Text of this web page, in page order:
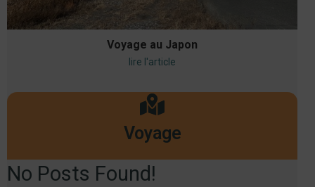
Voyage au Japon
lire l'article
Voyage
No Posts Found!